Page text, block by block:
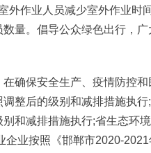
外作业人员减少室外作业时
量。倡导公众绿色出行，广
保安全生产、疫情防控和
整后的级别和减排措施执
和减排措施执行;省生态环
企业按照《邯郸市2020-